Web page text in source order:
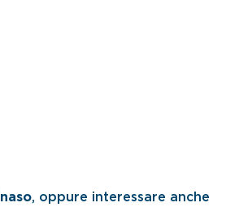
naso, oppure interessare anche